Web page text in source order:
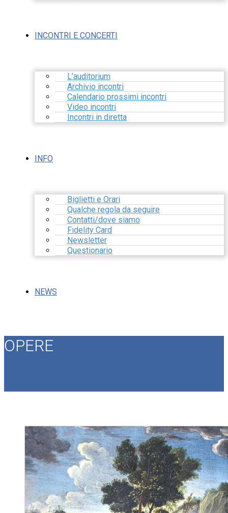
INCONTRI E CONCERTI
L’auditorium
Archivio incontri
Calendario prossimi incontri
Video incontri
Incontri in diretta
INFO
Biglietti e Orari
Qualche regola da seguire
Contatti/dove siamo
Fidelity Card
Newsletter
Questionario
NEWS
OPERE